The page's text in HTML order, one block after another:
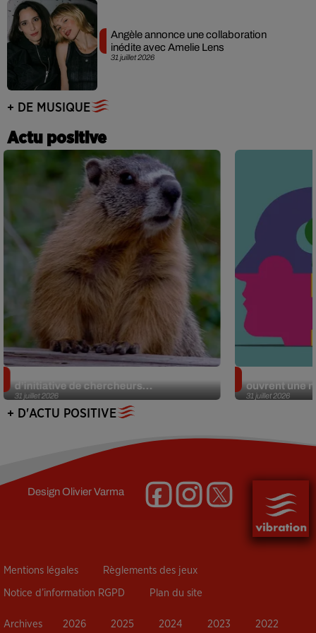
31 juillet 2026
Angèle annonce une collaboration
inédite avec Amelie Lens
+ DE MUSIQUE
Actu positive
31 juillet 2026
d’initiative de chercheurs...
31 juillet 2026
ouvrent une
+ D'ACTU POSITIVE
DesignOlivier Varma
Mentions légales Règlements des jeux
Notice d’information RGPD Plan du site
Archives 2026 2025 2024 2023 2022